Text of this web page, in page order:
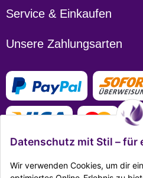
Service & Einkaufen
Unsere Zahlungsarten
Datenschutz mit Stil – für
Wir verwenden Cookies, um dir